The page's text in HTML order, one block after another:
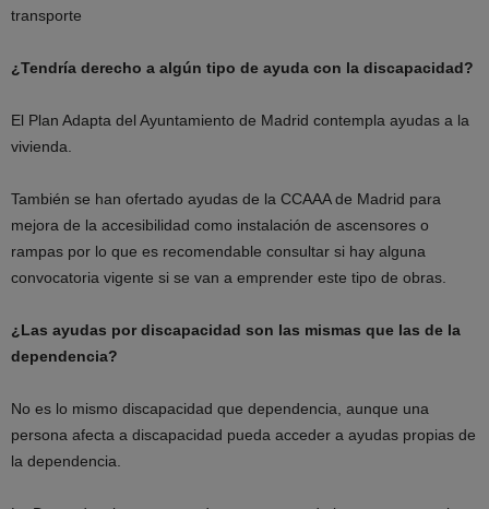
transporte
¿Tendría derecho a algún tipo de ayuda con la discapacidad?
El Plan Adapta del Ayuntamiento de Madrid contempla ayudas a la
vivienda.
También se han ofertado ayudas de la CCAAA de Madrid para
mejora de la accesibilidad como instalación de ascensores o
rampas por lo que es recomendable consultar si hay alguna
convocatoria vigente si se van a emprender este tipo de obras.
¿Las ayudas por discapacidad son las mismas que las de la
dependencia?
No es lo mismo discapacidad que dependencia, aunque una
persona afecta a discapacidad pueda acceder a ayudas propias de
la dependencia.